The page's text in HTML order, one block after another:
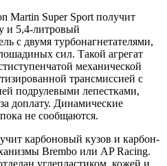
Martin Super Sport получит
и 5,4-литровый
с двумя турбонагнетателями,
сил. Такой агрегат
механической
трансмиссией с
подрулевыми лепестками,
доплату. Динамические
не сообщаются.
карбоновый кузов и карбон-
Brembo или AP Racing.
углепластиком, кожей и